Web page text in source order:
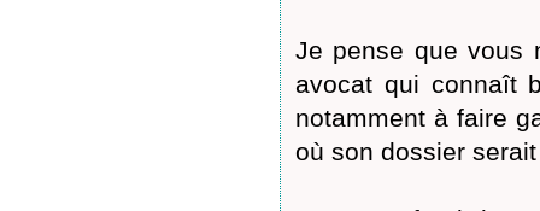
Je pense que vous
avocat qui connaît
notamment à faire
où son dossier